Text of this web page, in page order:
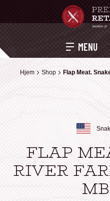
MENU
Hjem Shop Flap Meat.
Hjem Shop Flap Meat.
FLAP
RIVER